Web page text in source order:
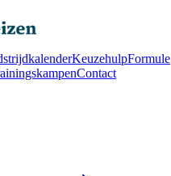
KeuzehulpFormule
Contact